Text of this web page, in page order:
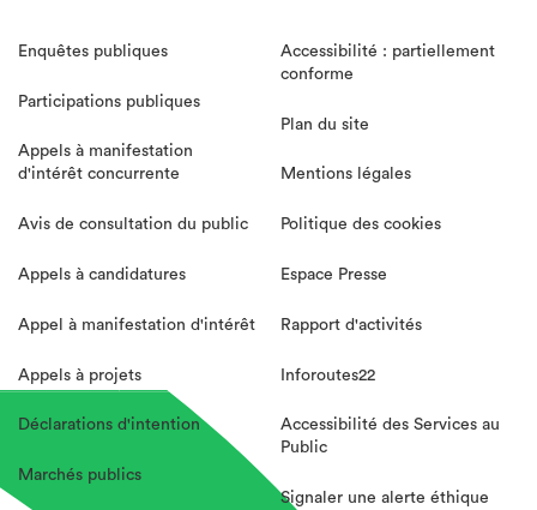
Enquêtes publiques
Participations publiques
Appels à manifestation
d'intérêt concurrente
Avis de consultation du public
Appels à candidatures
Appel à manifestation d'intérêt
Appels à projets
Déclarations d'intention
Marchés publics
Accessibilité : partiellement
conforme
Plan du site
Mentions légales
Politique des cookies
Espace Presse
Rapport d'activités
Inforoutes22
Accessibilité des Services au
Public
Signaler une alerte éthique